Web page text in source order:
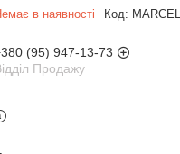
в наявності Код:
(95) 947-13-73
Продажу